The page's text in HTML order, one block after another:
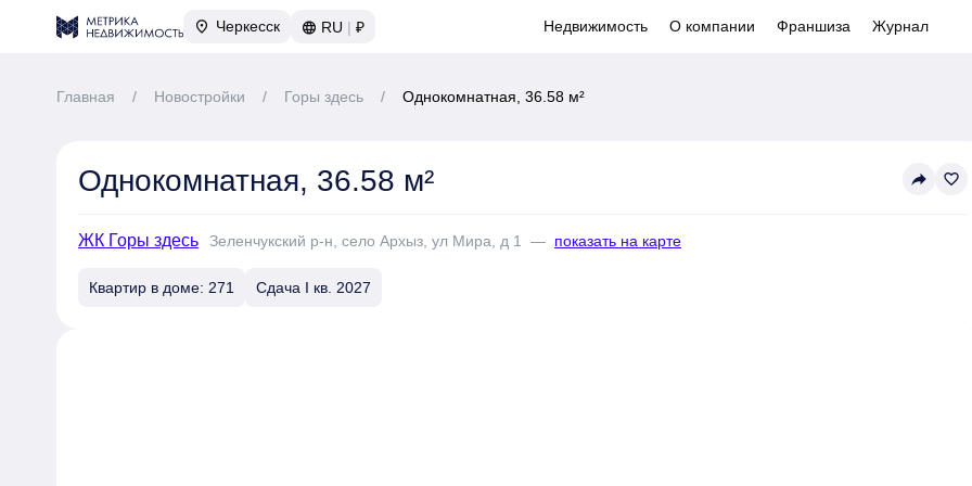
Черкесск RU | ₽ Недвижимость О компании Франшиза Журнал
Главная / Новостройки / Горы здесь / Однокомнатная, 36.58 м²
Однокомнатная, 36.58 м² reply favorite_border
ЖК Горы здесь Зеленчукский р-н, село Архыз, ул Мира, д 1 — показать на карте
Квартир в доме: 271 Сдача I кв. 2027